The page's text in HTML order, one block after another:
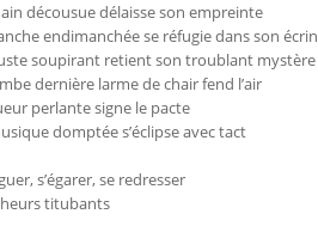
décousue délaisse son empreinte
endimanchée se réfugie dans son écrin
soupirant retient son troublant mystère
dernière larme de chair fend l’air
perlante signe le pacte
domptée s’éclipse avec tact
s’égarer, se redresser
titubants